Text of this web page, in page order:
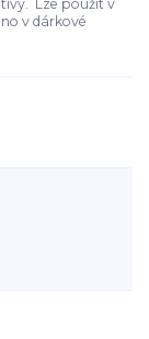
Lze použít v
v dárkové